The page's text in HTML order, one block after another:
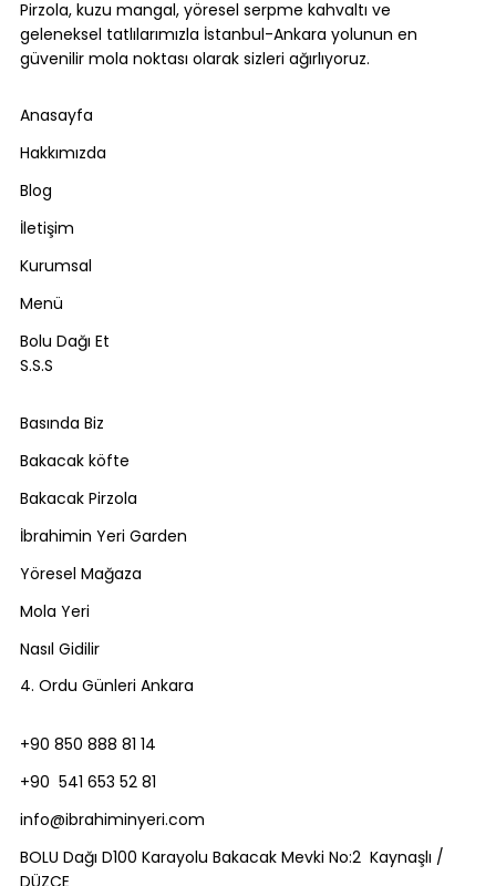
Pirzola, kuzu mangal, yöresel serpme kahvaltı ve
geleneksel tatlılarımızla İstanbul-Ankara yolunun en
güvenilir mola noktası olarak sizleri ağırlıyoruz.
Anasayfa
Hakkımızda
Blog
İletişim
Kurumsal
Menü
Bolu Dağı Et
S.S.S
Basında Biz
Bakacak köfte
Bakacak Pirzola
İbrahimin Yeri Garden
Yöresel Mağaza
Mola Yeri
Nasıl Gidilir
4. Ordu Günleri Ankara
+90 850 888 81 14
+90 541 653 52 81
info@ibrahiminyeri.com
BOLU Dağı D100 Karayolu Bakacak Mevki No:2 Kaynaşlı /
DÜZCE